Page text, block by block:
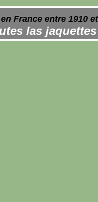
France entre 1910
las